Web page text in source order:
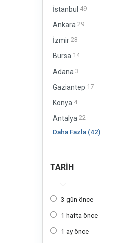
İstanbul 49
Ankara 29
İzmir 23
Bursa 14
Adana 3
Gaziantep 17
Konya 4
Antalya 22
Daha Fazla (42)
TARIH
3 gün önce
1 hafta önce
1 ay önce